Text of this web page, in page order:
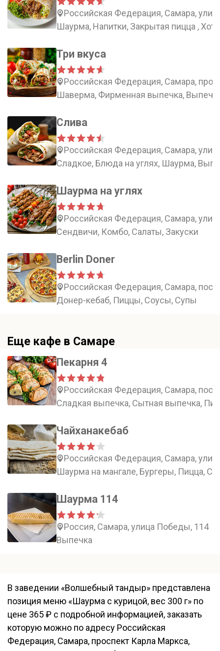
Российская Федерация, Самара,
Шаурма, Напитки, Закрытая пицца ,
Три вкуса
Российская Федерация, Самара,
Шаверма, Фирменная выпечка,
Слива
Российская Федерация, Самара,
Сладкое, Блюда на углях, Шаурма,
Шаурма на углях
Российская Федерация, Самара,
Сендвичи, Комбо, Салаты, Закуски
Berlin Doner
Российская Федерация, Самара,
Донер-кебаб, Пиццы, Соусы, Супы
Еще кафе в Самаре
Пекарня 4
Российская Федерация, Самара,
Сладкая выпечка, Сытная выпечка,
Чайханакебаб
Российская Федерация, Самара,
Шаурма на мангале, Бургеры, Пицца,
Шаурма 114
Россия, Самара, улица Победы, 114
Выпечка
В заведении «Волшебный тандыр» представлена
позиция меню «Шаурма с курицой, вес 300 г» по
цене 365 ₽ с подробной информацией, заказать
которую можно по адресу Российская
Федерация, Самара, проспект Карла Маркса,